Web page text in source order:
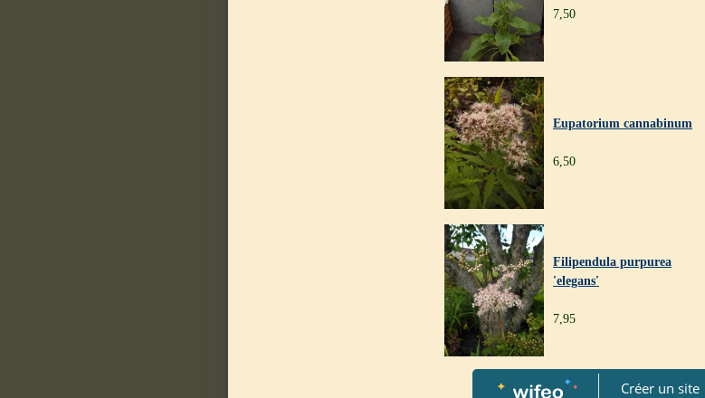
7,50
Eupatorium cannabinum
6,50
Filipendula purpurea
'elegans'
7,95
Créer un site